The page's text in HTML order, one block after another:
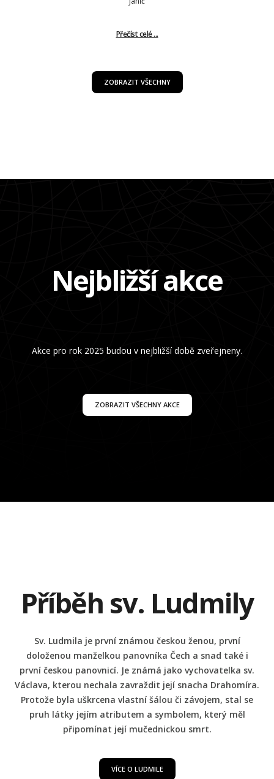
Přečíst celé ...
ZOBRAZIT VŠECHNY
Nejbližší akce
Akce pro rok 2025 budou v nejbližší době zveřejneny.
ZOBRAZIT VŠECHNY AKCE
Příběh sv. Ludmily
Sv. Ludmila je první známou českou ženou, první
doloženou manželkou panovníka Čech a snad také i
první českou panovnicí. Je známá jako vychovatelka sv.
Václava, kterou nechala zavraždit její snacha Drahomíra.
Protože byla uškrcena vlastní šálou či závojem, stal se
pruh látky jejím atributem a symbolem, který měl
připomínat její mučednickou smrt.
VÍCE O LUDMILE